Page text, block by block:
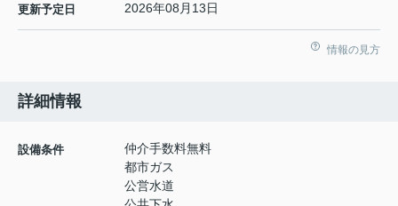
更新予定日 2026年08月13日
情報の見方
詳細情報
設備条件
仲介手数料無料
都市ガス
公営水道